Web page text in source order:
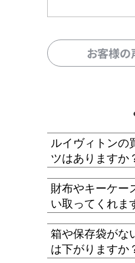
お客様
ルイヴィトンの
ツはありますか
財布やキーケー
い取ってくれま
箱や保存袋がな
は下がりますか